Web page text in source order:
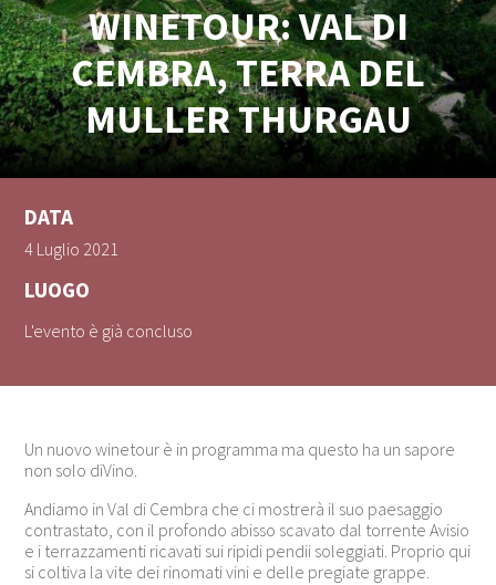
WINETOUR: VAL DI
CEMBRA, TERRA DEL
MULLER THURGAU
DATA
4 Luglio 2021
LUOGO
L'evento è già concluso
Un nuovo winetour è in programma ma questo ha un sapore
non solo diVino.
Andiamo in Val di Cembra che ci mostrerà il suo paesaggio
contrastato, con il profondo abisso scavato dal torrente Avisio
e i terrazzamenti ricavati sui ripidi pendii soleggiati. Proprio qui
si coltiva la vite dei rinomati vini e delle pregiate grappe.